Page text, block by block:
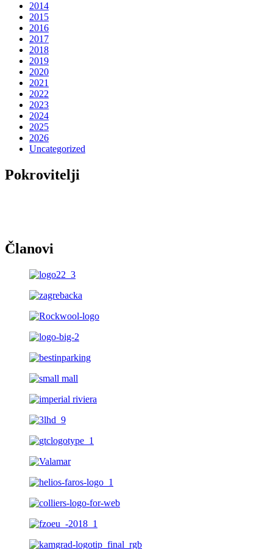
2014
2015
2016
2017
2018
2019
2020
2021
2022
2023
2024
2025
2026
Uncategorized
Pokrovitelji
Članovi